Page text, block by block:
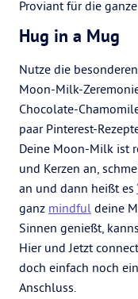
Proviant für die
Hug in a Mug
Nutze die
Moon-Milk-
Chocolate-
paar Pinterest-
Deine Moon-Milk ist
und Kerzen an,
an und dann heißt es
ganz mindful deine
Sinnen genießt,
Hier und Jetzt
doch einfach noch
Anschluss.